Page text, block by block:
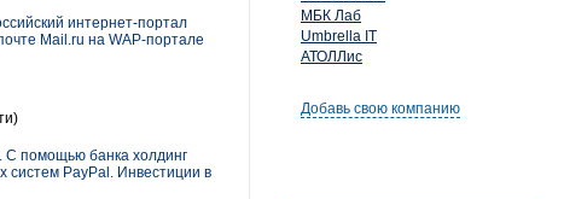
МБК Лаб
Umbrella IT
АТОЛЛис
Добавь свою компанию
интернет-портал
Mail.ru на WAP-портале
С помощью банка холдинг
систем PayPal. Инвестиции в